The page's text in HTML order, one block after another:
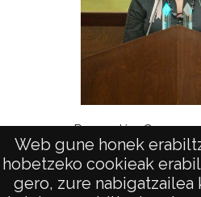
Web gune honek
hobetzeko cookieak
gero, zure nabigatzailea
Recepción:
Mundial de lucha contra